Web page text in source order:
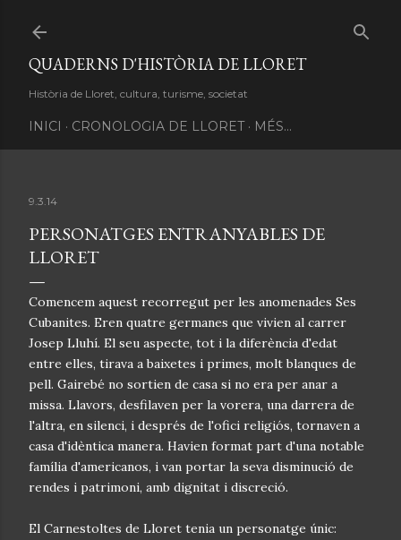
QUADERNS D'HISTÒRIA DE LLORET
Història de Lloret, cultura, turisme, societat
INICI CRONOLOGIA DE LLORET MÉS…
9.3.14
PERSONATGES ENTRANYABLES DE
LLORET
Comencem aquest recorregut per les anomenades Ses
Cubanites. Eren quatre germanes que vivien al carrer
Josep Lluhí. El seu aspecte, tot i la diferència d'edat
entre elles, tirava a baixetes i primes, molt blanques de
pell. Gairebé no sortien de casa si no era per anar a
missa. Llavors, desfilaven per la vorera, una darrera de
l'altra, en silenci, i després de l'ofici religiós, tornaven a
casa d'idèntica manera. Havien format part d'una notable
família d'americanos, i van portar la seva disminució de
rendes i patrimoni, amb dignitat i discreció.
El Carnestoltes de Lloret tenia un personatge únic: